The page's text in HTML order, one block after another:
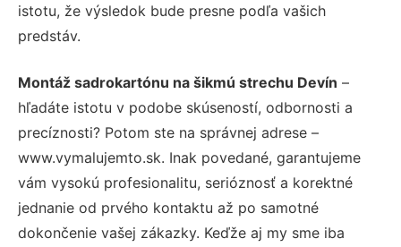
istotu, že výsledok bude presne podľa vašich
predstáv.
Montáž sadrokartónu na šikmú strechu Devín –
hľadáte istotu v podobe skúseností, odbornosti a
precíznosti? Potom ste na správnej adrese –
www.vymalujemto.sk. Inak povedané, garantujeme
vám vysokú profesionalitu, serióznosť a korektné
jednanie od prvého kontaktu až po samotné
dokončenie vašej zákazky. Keďže aj my sme iba